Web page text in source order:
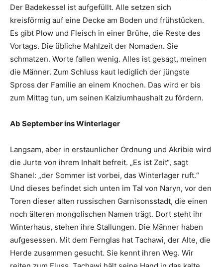
Der Badekessel ist aufgefüllt. Alle setzen sich
kreisförmig auf eine Decke am Boden und frühstücken.
Es gibt Plow und Fleisch in einer Brühe, die Reste des
Vortags. Die übliche Mahlzeit der Nomaden. Sie
schmatzen. Worte fallen wenig. Alles ist gesagt, meinen
die Männer. Zum Schluss kaut lediglich der jüngste
Spross der Familie an einem Knochen. Das wird er bis
zum Mittag tun, um seinen Kalziumhaushalt zu fördern.
Ab September ins Winterlager
Langsam, aber in erstaunlicher Ordnung und Akribie wird
die Jurte von ihrem Inhalt befreit. „Es ist Zeit“, sagt
Shanel: „der Sommer ist vorbei, das Winterlager ruft.“
Und dieses befindet sich unten im Tal von Naryn, vor den
Toren dieser alten russischen Garnisonsstadt, die einen
noch älteren mongolischen Namen trägt. Dort steht ihr
Winterhaus, stehen ihre Stallungen. Die Männer haben
aufgesessen. Mit dem Fernglas hat Tachawi, der Alte, die
Herde zusammen gesucht. Sie kennt ihren Weg. Wir